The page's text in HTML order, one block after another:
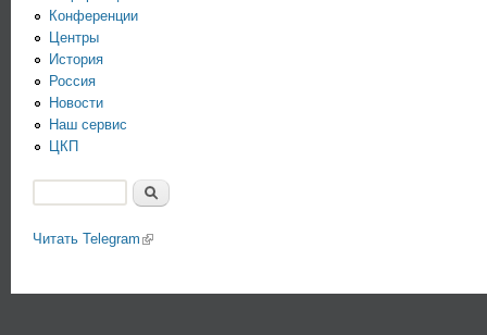
Конференции
Центры
История
Россия
Новости
Наш сервис
ЦКП
Читать Telegram (link is external)